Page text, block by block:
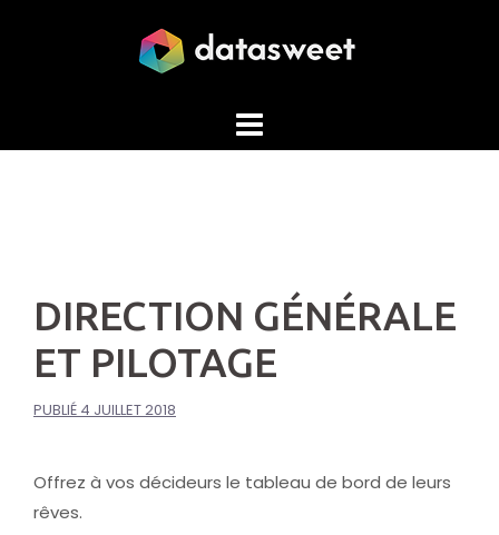
DIRECTION GÉNÉRALE
ET PILOTAGE
PUBLIÉ 4 JUILLET 2018
Offrez à vos décideurs le tableau de bord de leurs
rêves.